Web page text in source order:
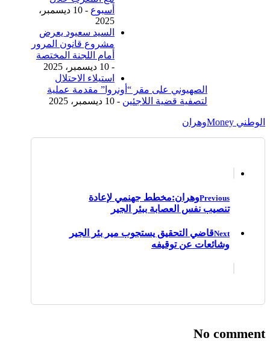
أسبوع
- 10 ديسمبر،
2025
السيد سعيود يعرض
مشروع قانون المرور
أمام اللجنة المختصة
- 10 ديسمبر، 2025
استيلاء الاحتلال
الصهيوني على مقر “أونروا” مقدمة عملية
لتصفية قضية اللاجئين - 10 ديسمبر، 2025
الوطني Money وهران
Previousوهران:مخطط جهنمي لإعادة
تنصيب نفس العصابة ببئر الجير
Nextقاضي التحقيق يستجوب مير بئر الجير
وشائعات عن توقيفه
No comment